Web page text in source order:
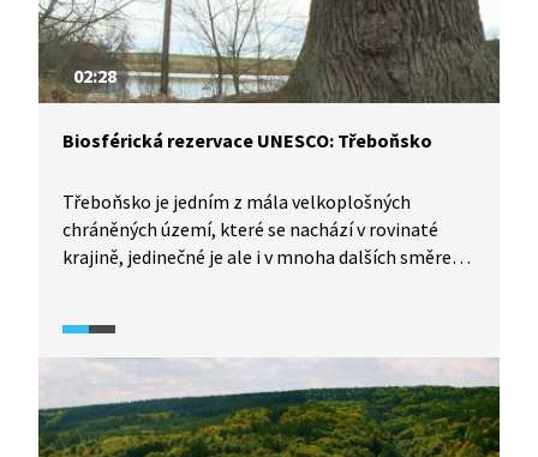
02:28
Biosférická rezervace UNESCO: Třeboňsko
Třeboňsko je jedním z mála velkoplošných
chráněných území, které se nachází v rovinaté
krajině, jedinečné je ale i v mnoha dalších směrech.
o velkém významu tohoto unikátního území.